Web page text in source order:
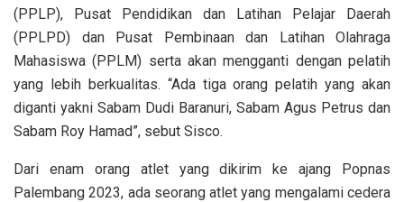
(PPLP), Pusat Pendidikan dan Latihan Pelajar Daerah
(PPLPD) dan Pusat Pembinaan dan Latihan Olahraga
Mahasiswa (PPLM) serta akan mengganti dengan pelatih
yang lebih berkualitas. “Ada tiga orang pelatih yang akan
diganti yakni Sabam Dudi Baranuri, Sabam Agus Petrus dan
Sabam Roy Hamad”, sebut Sisco.
Dari enam orang atlet yang dikirim ke ajang Popnas
Palembang 2023, ada seorang atlet yang mengalami cedera